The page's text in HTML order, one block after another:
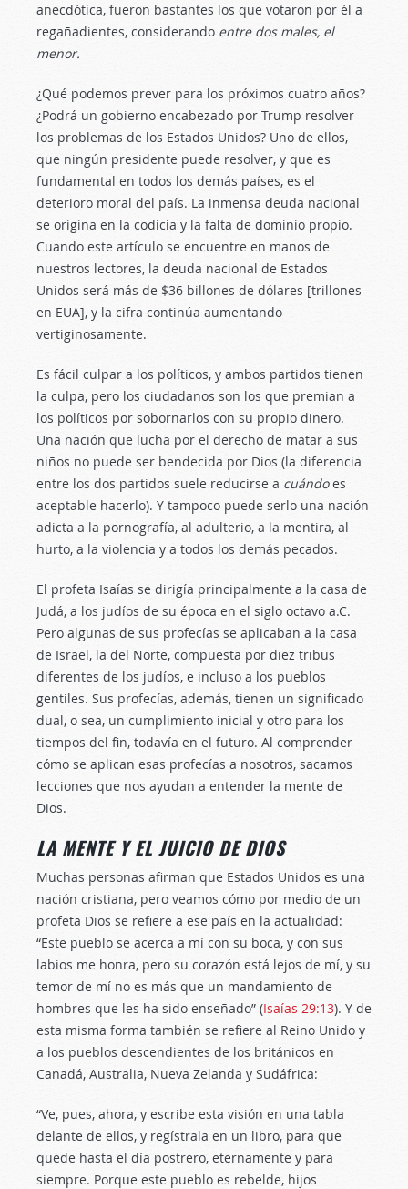
anecdótica, fueron bastantes los que votaron por él a
regañadientes, considerando entre dos males, el
menor.
¿Qué podemos prever para los próximos cuatro años?
¿Podrá un gobierno encabezado por Trump resolver
los problemas de los Estados Unidos? Uno de ellos,
que ningún presidente puede resolver, y que es
fundamental en todos los demás países, es el
deterioro moral del país. La inmensa deuda nacional
se origina en la codicia y la falta de dominio propio.
Cuando este artículo se encuentre en manos de
nuestros lectores, la deuda nacional de Estados
Unidos será más de $36 billones de dólares [trillones
en EUA], y la cifra continúa aumentando
vertiginosamente.
Es fácil culpar a los políticos, y ambos partidos tienen
la culpa, pero los ciudadanos son los que premian a
los políticos por sobornarlos con su propio dinero.
Una nación que lucha por el derecho de matar a sus
niños no puede ser bendecida por Dios (la diferencia
entre los dos partidos suele reducirse a cuándoes
aceptable hacerlo). Y tampoco puede serlo una nación
adicta a la pornografía, al adulterio, a la mentira, al
hurto, a la violencia y a todos los demás pecados.
El profeta Isaías se dirigía principalmente a la casa de
Judá, a los judíos de su época en el siglo octavo a.C.
Pero algunas de sus profecías se aplicaban a la casa
de Israel, la del Norte, compuesta por diez tribus
diferentes de los judíos, e incluso a los pueblos
gentiles. Sus profecías, además, tienen un significado
dual, o sea, un cumplimiento inicial y otro para los
tiempos del fin, todavía en el futuro. Al comprender
cómo se aplican esas profecías a nosotros, sacamos
lecciones que nos ayudan a entender la mente de
Dios.
LA MENTE Y EL JUICIO DE DIOS
Muchas personas afirman que Estados Unidos es una
nación cristiana, pero veamos cómo por medio de un
profeta Dios se refiere a ese país en la actualidad:
“Este pueblo se acerca a mí con su boca, y con sus
labios me honra, pero su corazón está lejos de mí, y su
temor de mí no es más que un mandamiento de
hombres que les ha sido enseñado” (Isaías 29:13). Y de
esta misma forma también se refiere al Reino Unido y
a los pueblos descendientes de los británicos en
Canadá, Australia, Nueva Zelanda y Sudáfrica:
“Ve, pues, ahora, y escribe esta visión en una tabla
delante de ellos, y regístrala en un libro, para que
quede hasta el día postrero, eternamente y para
siempre. Porque este pueblo es rebelde, hijos